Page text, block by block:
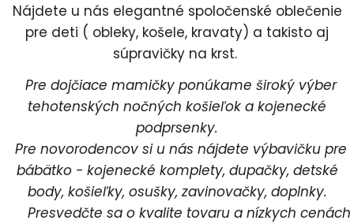
Nájdete u nás elegantné spoločenské oblečenie
pre deti ( obleky, košele, kravaty) a takisto aj
súpravičky na krst.
Pre dojčiace mamičky ponúkame široký výber
tehotenských nočných košieľok a kojenecké
podprsenky.
Pre novorodencov si u nás nájdete výbavičku pre
bábätko - kojenecké komplety, dupačky, detské
body, košieľky, osušky, zavinovačky, doplnky.
Presvedčte sa o kvalite tovaru a nízkych cenách